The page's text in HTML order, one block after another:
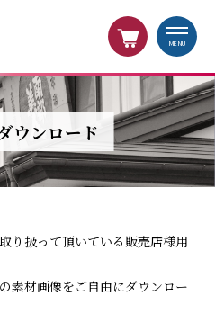
MENU
ウンロード
り扱って頂いている販売店様用
素材画像をご自由にダウンロー